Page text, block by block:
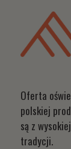
Oferta
polskiej
są z
tradycji.